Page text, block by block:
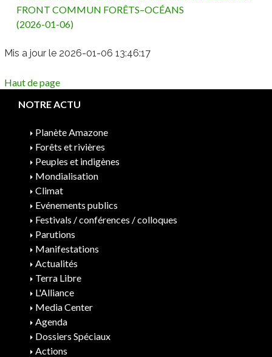
FRONT COMMUN FORÊTS–OCÉANS
(2026-01-06)
Mis a jour le 2026-01-06 13:46:17
Haut de page
NOTRE ACTU
Planète Amazone
Forêts et rivières
Peuples et indigènes
Mondialisation
Climat
Evénements publics
Festivals / conférences / colloques
Parutions
Manifestations
Actualités
Terra Libre
L'Alliance
Media Center
Agenda
Dossiers Spéciaux
Actions